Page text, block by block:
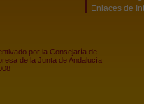
Enlaces de
por la Consejaría de
de la Junta de Andalucía